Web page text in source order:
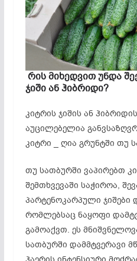
რის მიხედვით უნდა
ჯიში ან ჰიბრიდი?
კიტრის ჯიშის ან
აუცილებელია
კიტრი _ ღია გრუნტში თუ
თუ სათბურში ვაპირებთ
შემთხვევაში საჭიროა,
პარტენოკარპული ჯიშები
რომლებსაც ნაყოფი
გამოაქვთ. ეს
სათბურში დამმტვერავი